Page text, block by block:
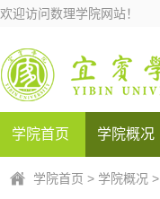
欢迎访问数理学院网站！
学院首页 学院概况
学院首页 > 学院概况 >